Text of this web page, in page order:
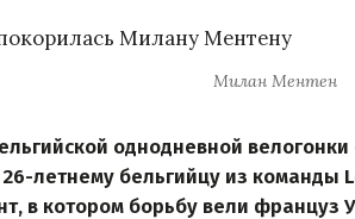
Милан Ментен
однодневной
летнему бельгийцу из команды
в котором борьбу вели француз